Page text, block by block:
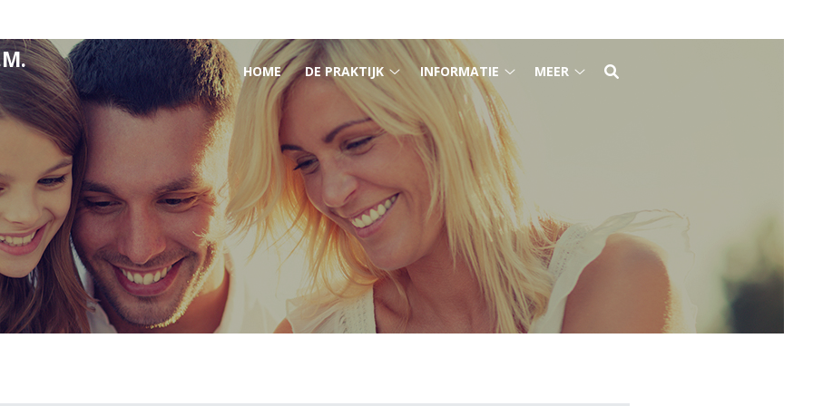
HOOFDMENUHOME DE PRAKTIJK
De
praktijk
submenu
INFORMATIE
submenu
MEER